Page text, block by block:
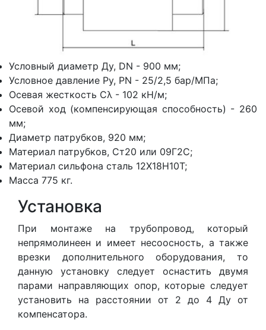
Условный диаметр Ду, DN - 900 мм;
Условное давление Ру, PN - 25/2,5 бар/МПа;
Осевая жесткость Cλ - 102 кН/м;
Осевой ход (компенсирующая способность) - 260
мм;
Диаметр патрубков, 920 мм;
Материал патрубков, Ст20 или 09Г2С;
Материал сильфона сталь 12Х18Н10Т;
Масса 775 кг.
Установка
При монтаже на трубопровод, который
непрямолинеен и имеет несоосность, а также
врезки дополнительного оборудования, то
данную установку следует оснастить двумя
парами направляющих опор, которые следует
установить на расстоянии от 2 до 4 Ду от
компенсатора.